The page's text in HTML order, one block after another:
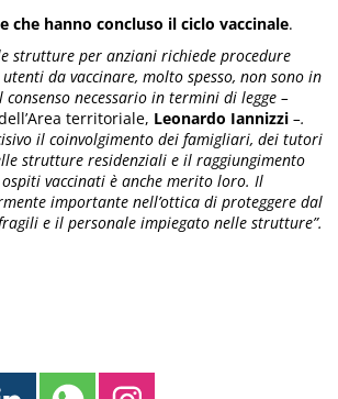
che hanno concluso il ciclo vaccinale.
strutture per anziani richiede procedure
da vaccinare, molto spesso, non sono in
necessario in termini di legge –
territoriale, Leonardo Iannizzi –.
il coinvolgimento dei famigliari, dei tutori
strutture residenziali e il raggiungimento
vaccinati è anche merito loro. Il
importante nell’ottica di proteggere dal
e il personale impiegato nelle strutture”.